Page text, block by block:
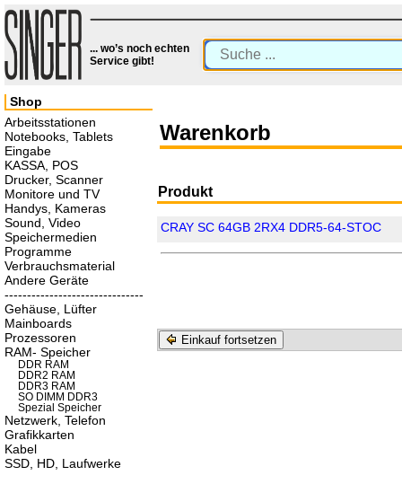
... wo’s noch echten
Service gibt!
Warenkorb
Produkt
CRAY SC 64GB 2RX4 DDR5-64-STOC
Einkauf fortsetzen
Shop
Arbeitsstationen
Notebooks, Tablets
Eingabe
KASSA, POS
Drucker, Scanner
Monitore und TV
Handys, Kameras
Sound, Video
Speichermedien
Programme
Verbrauchsmaterial
Andere Geräte
-------------------------------
Gehäuse, Lüfter
Mainboards
Prozessoren
RAM- Speicher
DDR RAM
DDR2 RAM
DDR3 RAM
SO DIMM DDR3
Spezial Speicher
Netzwerk, Telefon
Grafikkarten
Kabel
SSD, HD, Laufwerke